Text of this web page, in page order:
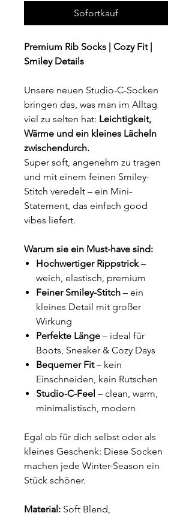
Sofortkauf
Premium Rib Socks | Cozy Fit |
Smiley Details
Unsere neuen Studio-C-Socken
bringen das, was man im Alltag
viel zu selten hat: Leichtigkeit,
Wärme und ein kleines Lächeln
zwischendurch.
Super soft, angenehm zu tragen
und mit einem feinen Smiley-
Stitch veredelt – ein Mini-
Statement, das einfach good
vibes liefert.
Warum sie ein Must-have sind:
Hochwertiger Rippstrick–
weich, elastisch, premium
Feiner Smiley-Stitch – ein
kleines Detail mit großer
Wirkung
Perfekte Länge – ideal für
Boots, Sneaker & Cozy Days
Bequemer Fit– kein
Einschneiden, kein Rutschen
Studio-C-Feel – clean, warm,
minimalistisch, modern
Egal ob für dich selbst oder als
kleines Geschenk: Diese Socken
machen jede Winter-Season ein
Stück schöner.
Material: Soft Blend,